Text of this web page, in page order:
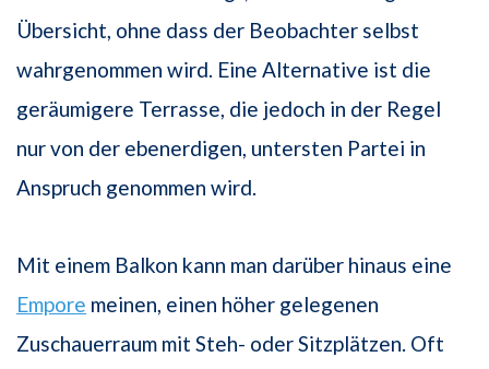
Übersicht, ohne dass der Beobachter selbst
wahrgenommen wird. Eine Alternative ist die
geräumigere Terrasse, die jedoch in der Regel
nur von der ebenerdigen, untersten Partei in
Anspruch genommen wird.
Mit einem Balkon kann man darüber hinaus eine
Empore meinen, einen höher gelegenen
Zuschauerraum mit Steh- oder Sitzplätzen. Oft